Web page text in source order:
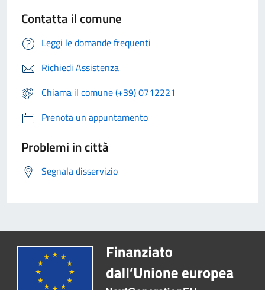
Contatta il comune
Leggi le domande frequenti
Richiedi Assistenza
Chiama il comune (+39) 0712221
Prenota un appuntamento
Problemi in città
Segnala disservizio